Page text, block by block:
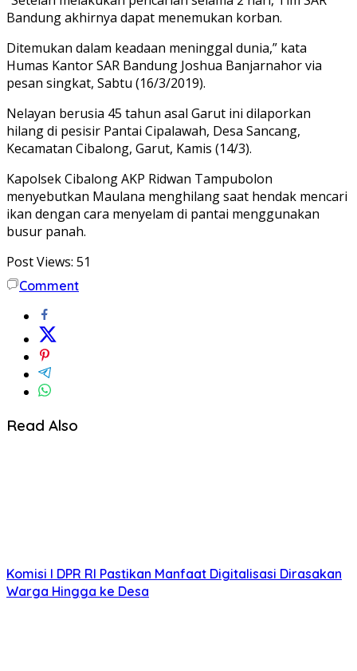
Bandung akhirnya dapat menemukan korban.
Ditemukan dalam keadaan meninggal dunia,” kata
Humas Kantor SAR Bandung Joshua Banjarnahor via
pesan singkat, Sabtu (16/3/2019).
Nelayan berusia 45 tahun asal Garut ini dilaporkan
hilang di pesisir Pantai Cipalawah, Desa Sancang,
Kecamatan Cibalong, Garut, Kamis (14/3).
Kapolsek Cibalong AKP Ridwan Tampubolon
menyebutkan Maulana menghilang saat hendak mencari
ikan dengan cara menyelam di pantai menggunakan
busur panah.
Post Views: 51
Comment
Read Also
Komisi I DPR RI Pastikan Manfaat Digitalisasi Dirasakan
Warga Hingga ke Desa